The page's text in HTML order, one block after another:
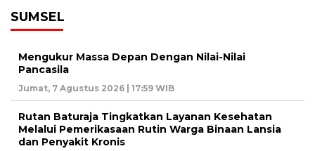
SUMSEL
Mengukur Massa Depan Dengan Nilai-Nilai
Pancasila
Jumat, 7 Agustus 2026 | 17:59 WIB
Rutan Baturaja Tingkatkan Layanan Kesehatan
Melalui Pemerikasaan Rutin Warga Binaan Lansia
dan Penyakit Kronis